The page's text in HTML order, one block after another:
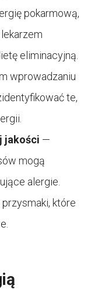
pokarmową,
eliminacyjną.
wprowadzaniu
te,
jakości —
mogą
alergie.
które